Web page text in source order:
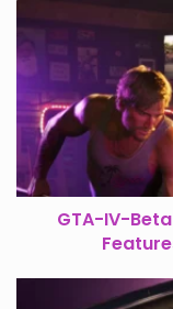
IV-
Beta
diese
gestrichenen
Features
stecken
GTA-IV-